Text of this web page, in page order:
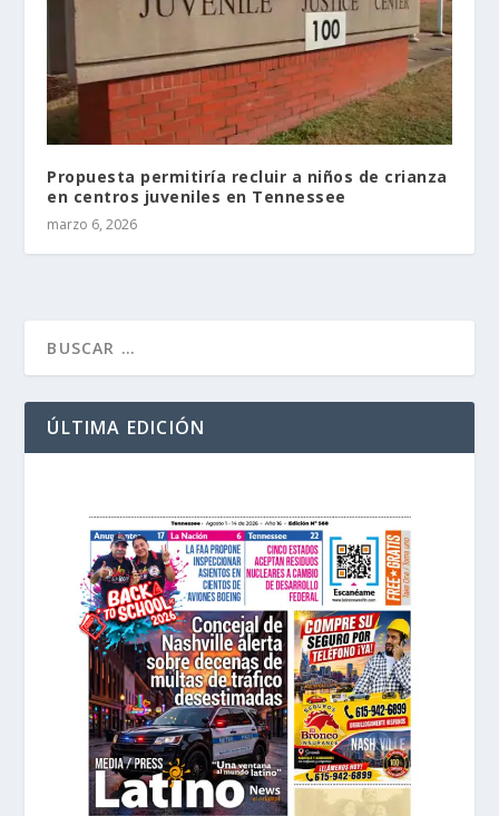
Propuesta permitiría recluir a niños de crianza
en centros juveniles en Tennessee
marzo 6, 2026
ÚLTIMA EDICIÓN